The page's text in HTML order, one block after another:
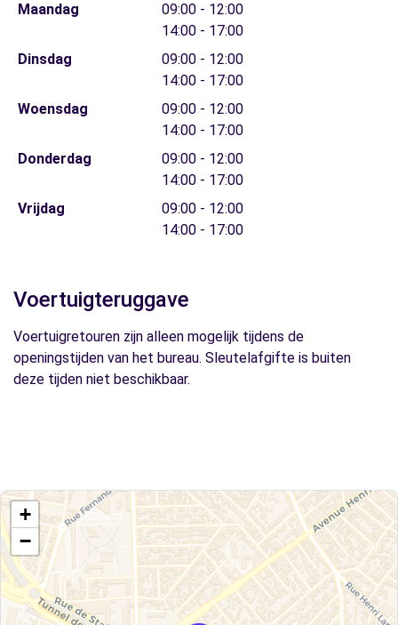
Maandag
09:00 - 12:00
14:00 - 17:00
Dinsdag
09:00 - 12:00
14:00 - 17:00
Woensdag
09:00 - 12:00
14:00 - 17:00
Donderdag
09:00 - 12:00
14:00 - 17:00
Vrijdag
09:00 - 12:00
14:00 - 17:00
Voertuigteruggave
Voertuigretouren zijn alleen mogelijk tijdens de
openingstijden van het bureau. Sleutelafgifte is buiten
deze tijden niet beschikbaar.
+
−